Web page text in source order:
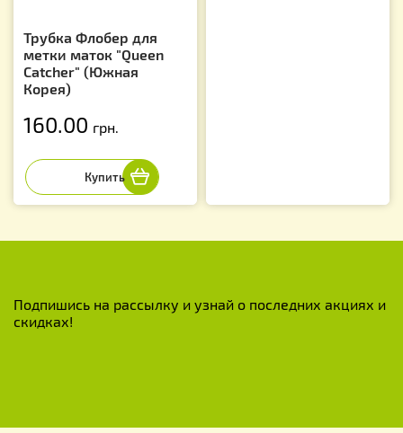
Трубка Флобер для
метки маток "Queen
Catcher" (Южная
Корея)
160.00 грн.
Подпишись на рассылку и узнай о последних акциях и
скидках!